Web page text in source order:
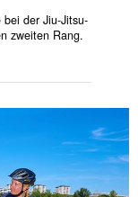
bei der Jiu-Jitsu-
zweiten Rang.